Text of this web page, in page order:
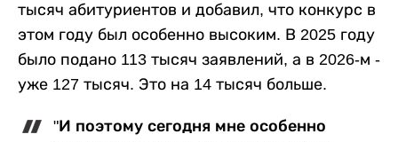
тысяч абитуриентов и добавил, что конкурс в
этом году был особенно высоким. В 2025 году
было подано 113 тысяч заявлений, а в 2026-м -
уже 127 тысяч. Это на 14 тысяч больше.
"И поэтому сегодня мне особенно